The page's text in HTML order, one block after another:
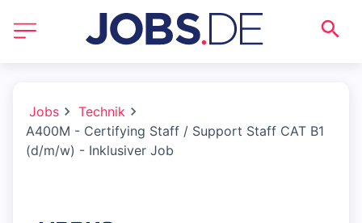
Jobs
Technik
A400M - Certifying Staff / Support Staff CAT B1
(d/m/w) - Inklusiver Job